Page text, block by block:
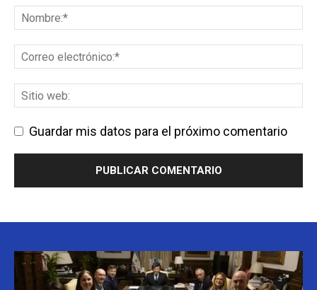
Guardar mis datos para el próximo comentario